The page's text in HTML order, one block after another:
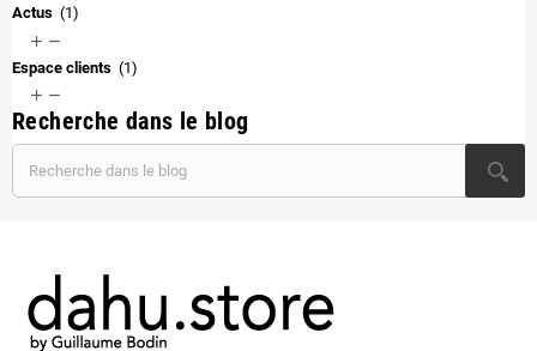
Actus (1)
 
Espace clients (1)
 
Recherche dans le blog